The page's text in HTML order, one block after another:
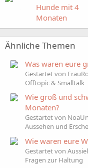
Hunde mit 4
Monaten
Ähnliche Themen
Was waren eure
Gestartet von
Offtopic & Smalltalk
Wie groß und
Monaten?
Gestartet von
Aussehen und
Wie waren eure
Gestartet von
Fragen zur Haltung